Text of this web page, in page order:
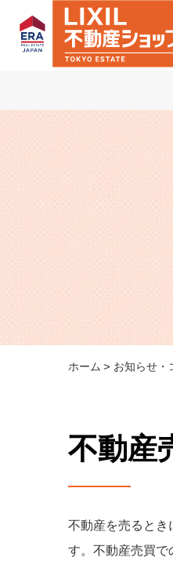
ホーム お知らせ・
不動産
不動産を売るとき
す。不動産売買で